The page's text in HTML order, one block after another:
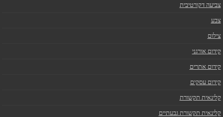
צביעה דקורטיבית
צבע
צילום
קידום אורגני
קידום אתרים
קידום עסקים
קלינאית תקשורת
קלינאית תקשורת גבעתיים